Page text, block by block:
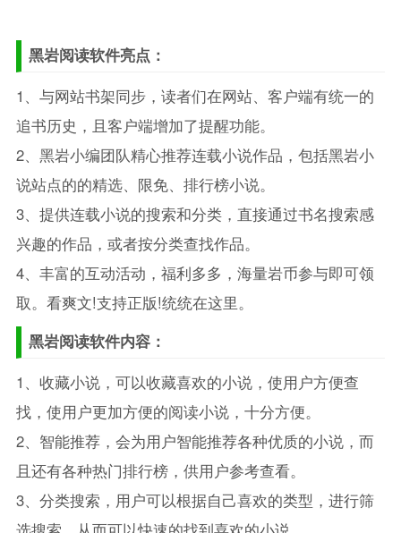
黑岩阅读软件亮点：
1、与网站书架同步，读者们在网站、客户端有统一的
追书历史，且客户端增加了提醒功能。
2、黑岩小编团队精心推荐连载小说作品，包括黑岩小
说站点的的精选、限免、排行榜小说。
3、提供连载小说的搜索和分类，直接通过书名搜索感
兴趣的作品，或者按分类查找作品。
4、丰富的互动活动，福利多多，海量岩币参与即可领
取。看爽文!支持正版!统统在这里。
黑岩阅读软件内容：
1、收藏小说，可以收藏喜欢的小说，使用户方便查
找，使用户更加方便的阅读小说，十分方便。
2、智能推荐，会为用户智能推荐各种优质的小说，而
且还有各种热门排行榜，供用户参考查看。
3、分类搜索，用户可以根据自己喜欢的类型，进行筛